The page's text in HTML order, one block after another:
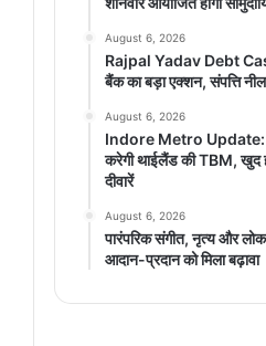
August 6, 2026
Rajpal Yadav Debt
बैंक का बड़ा एक्शन, संपत्ति
August 6, 2026
Indore Metro Update:
करेगी थाईलैंड की TBM, खुद
दीवारें
August 6, 2026
पारंपरिक संगीत, नृत्य और
आदान-प्रदान को मिला बढ़ावा